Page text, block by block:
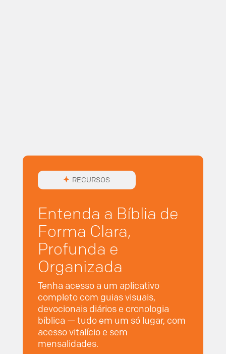
RECURSOS
Entenda a Bíblia de
Forma Clara,
Profunda e
Organizada
Tenha acesso a um aplicativo
completo com guias visuais,
devocionais diários e cronologia
bíblica — tudo em um só lugar, com
acesso vitalício e sem
mensalidades.